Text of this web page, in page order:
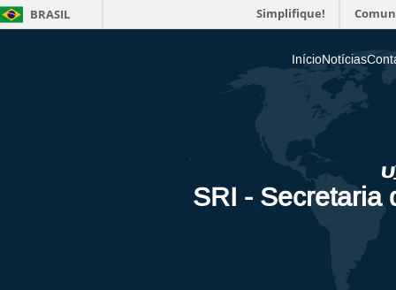
BRASIL Simplifique!
InícioNotícias
SRI - Secretaria